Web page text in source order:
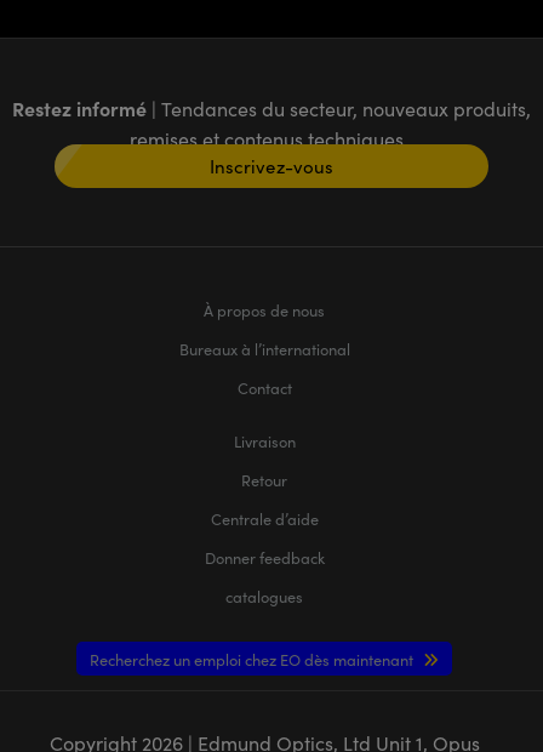
Restez informé | Tendances du secteur, nouveaux produits,
remises et contenus techniques
Inscrivez-vous
À propos de nous
Bureaux à l’international
Contact
Livraison
Retour
Centrale d’aide
Donner feedback
catalogues
Recherchez un emploi chez EO dès maintenant
Copyright 2026| Edmund Optics, Ltd Unit 1, Opus